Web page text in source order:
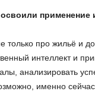
освоили
про жильё и
интеллект и
анализировать
именно